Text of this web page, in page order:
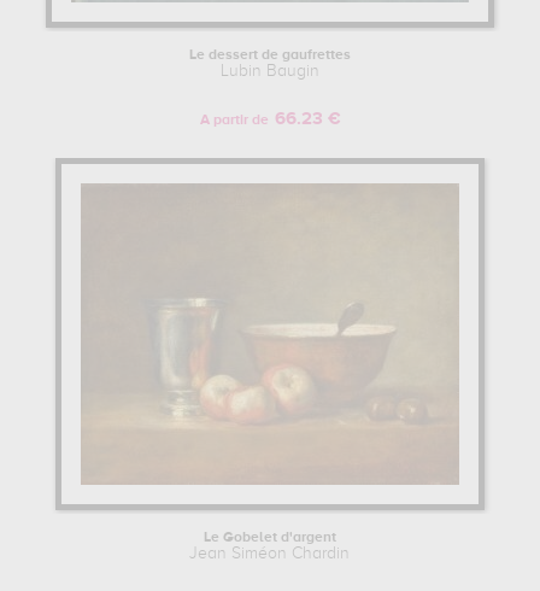
Le dessert de gaufrettes
Lubin Baugin
A partir de 66.23 €
Le Gobelet d'argent
Jean Siméon Chardin